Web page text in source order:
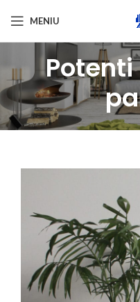
MENIU